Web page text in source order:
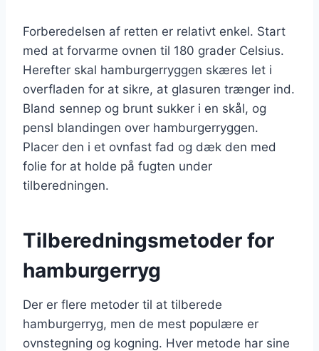
Forberedelsen af retten er relativt enkel. Start
med at forvarme ovnen til 180 grader Celsius.
Herefter skal hamburgerryggen skæres let i
overfladen for at sikre, at glasuren trænger ind.
Bland sennep og brunt sukker i en skål, og
pensl blandingen over hamburgerryggen.
Placer den i et ovnfast fad og dæk den med
folie for at holde på fugten under
tilberedningen.
Tilberedningsmetoder for
hamburgerryg
Der er flere metoder til at tilberede
hamburgerryg, men de mest populære er
ovnstegning og kogning. Hver metode har sine